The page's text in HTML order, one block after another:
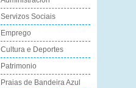
Servizos Sociais
Emprego
Cultura e Deportes
Patrimonio
Praias de Bandeira Azul